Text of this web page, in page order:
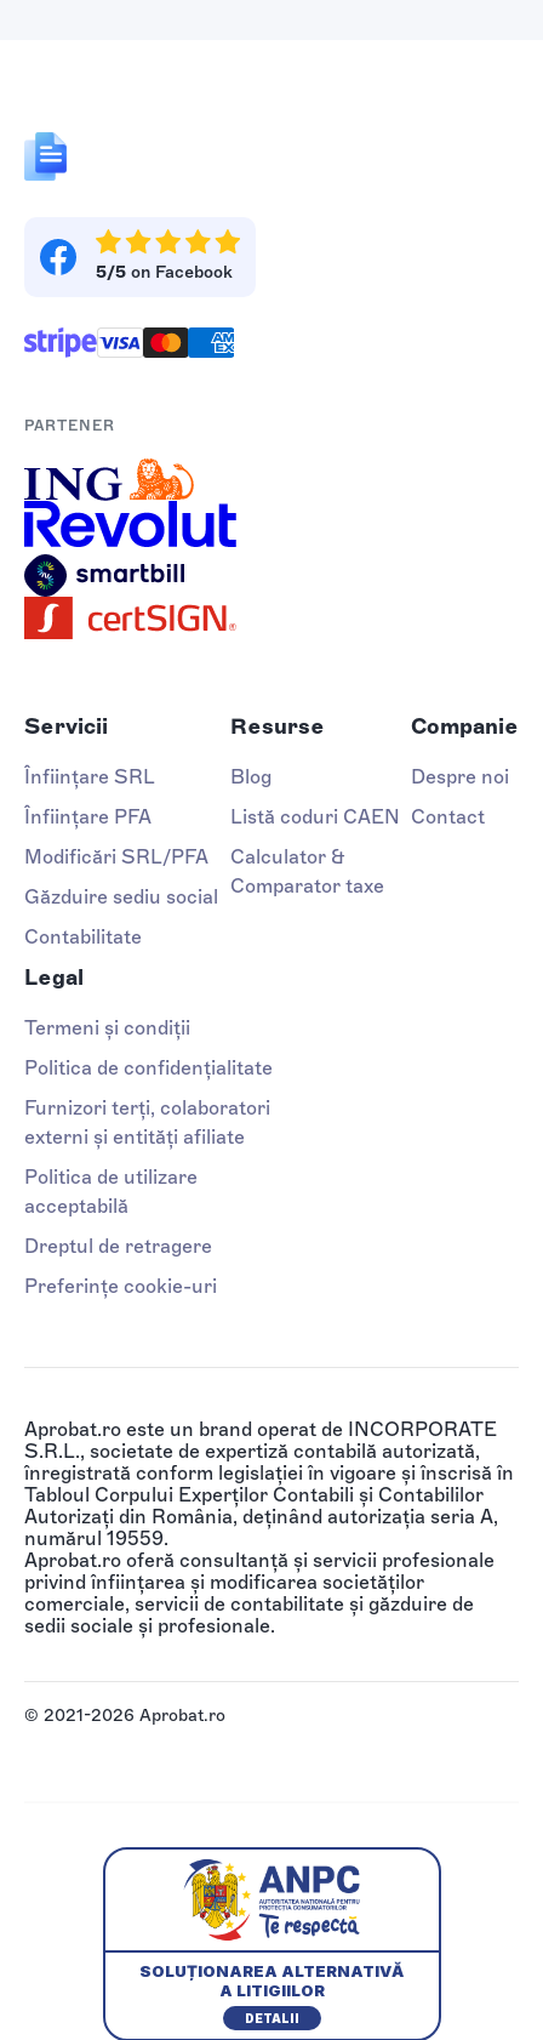
5/5 on Facebook
PARTENER
Servicii
Înființare SRL
Înființare PFA
Modificări SRL/PFA
Găzduire sediu social
Contabilitate
Resurse
Blog
Listă coduri CAEN
Calculator &
Comparator taxe
Companie
Despre noi
Contact
Legal
Termeni și condiții
Politica de confidențialitate
Furnizori terți, colaboratori
externi și entități afiliate
Politica de utilizare
acceptabilă
Dreptul de retragere
Preferințe cookie-uri
Aprobat.ro este un brand operat de INCORPORATE
S.R.L., societate de expertiză contabilă autorizată,
înregistrată conform legislației în vigoare și înscrisă în
Tabloul Corpului Experților Contabili și Contabililor
Autorizați din România, deținând autorizația seria A,
numărul 19559.
Aprobat.ro oferă consultanță și servicii profesionale
privind înființarea și modificarea societăților
comerciale, servicii de contabilitate și găzduire de
sedii sociale și profesionale.
© 2021-2026 Aprobat.ro
SOLUȚIONAREA ALTERNATIVĂ
A LITIGIILOR
DETALII